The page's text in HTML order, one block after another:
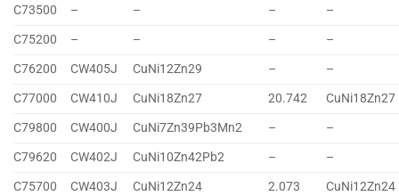
C73500
– – –
–
C75200
– – –
–
C76200
CW405J CuNi12Zn29 –
–
C77000
CW410J CuNi18Zn27 20.742
CuNi18Zn27
C79800
CW400J CuNi7Zn39Pb3Mn2 –
–
C79620
CW402J CuNi10Zn42Pb2 –
–
C75700
CW403J CuNi12Zn24 2.073
CuNi12Zn24